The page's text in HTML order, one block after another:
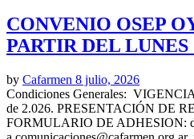
CONVENIO OSEP
PARTIR DEL LUNES
by Cafarmen 8 julio, 2026
Condiciones Generales:
de 2.026. PRESENTACIÓN DE
FORMULARIO DE ADHESION: